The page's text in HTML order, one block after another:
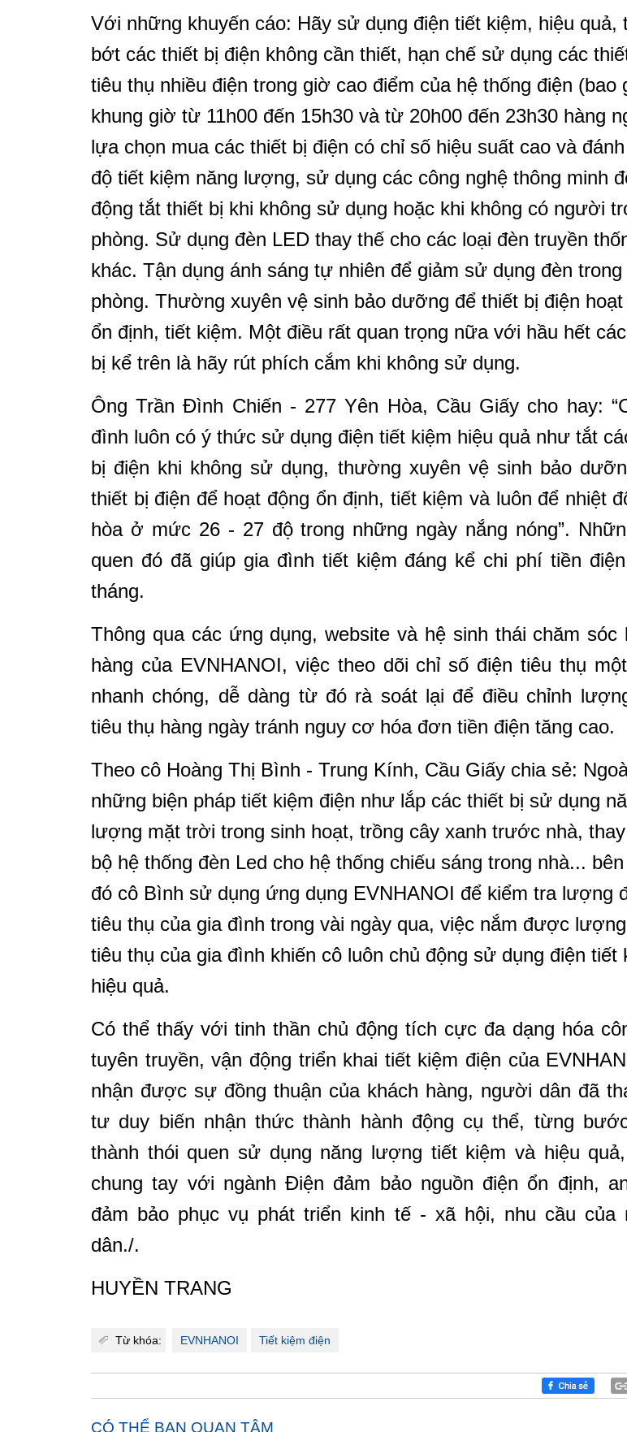
Với những khuyến cáo: Hãy sử dụng điện tiết kiệm, hiệu quả,
bớt các thiết bị điện không cần thiết, hạn chế sử dụng các
tiêu thụ nhiều điện trong giờ cao điểm của hệ thống điện (bao
khung giờ từ 11h00 đến 15h30 và từ 20h00 đến 23h30 hàng
lựa chọn mua các thiết bị điện có chỉ số hiệu suất cao và
độ tiết kiệm năng lượng, sử dụng các công nghệ thông minh
động tắt thiết bị khi không sử dụng hoặc khi không có người
phòng. Sử dụng đèn LED thay thế cho các loại đèn truyền
khác. Tận dụng ánh sáng tự nhiên để giảm sử dụng đèn trong
phòng. Thường xuyên vệ sinh bảo dưỡng để thiết bị điện hoạt
ổn định, tiết kiệm. Một điều rất quan trọng nữa với hầu hết
bị kể trên là hãy rút phích cắm khi không sử dụng.
Ông Trần Đình Chiến - 277 Yên Hòa, Cầu Giấy cho hay:
đình luôn có ý thức sử dụng điện tiết kiệm hiệu quả như tắt
bị điện khi không sử dụng, thường xuyên vệ sinh bảo
thiết bị điện để hoạt động ổn định, tiết kiệm và luôn để nhiệt
hòa ở mức 26 - 27 độ trong những ngày nắng nóng”.
quen đó đã giúp gia đình tiết kiệm đáng kể chi phí tiền
tháng.
Thông qua các ứng dụng, website và hệ sinh thái chăm sóc
hàng của EVNHANOI, việc theo dõi chỉ số điện tiêu thụ
nhanh chóng, dễ dàng từ đó rà soát lại để điều chỉnh
tiêu thụ hàng ngày tránh nguy cơ hóa đơn tiền điện tăng cao.
Theo cô Hoàng Thị Bình - Trung Kính, Cầu Giấy chia sẻ:
những biện pháp tiết kiệm điện như lắp các thiết bị sử dụng
lượng mặt trời trong sinh hoạt, trồng cây xanh trước nhà,
bộ hệ thống đèn Led cho hệ thống chiếu sáng trong nhà...
đó cô Bình sử dụng ứng dụng EVNHANOI để kiểm tra lượng
tiêu thụ của gia đình trong vài ngày qua, việc nắm được
tiêu thụ của gia đình khiến cô luôn chủ động sử dụng điện tiết
hiệu quả.
Có thể thấy với tinh thần chủ động tích cực đa dạng hóa
tuyên truyền, vận động triển khai tiết kiệm điện của
nhận được sự đồng thuận của khách hàng, người dân đã
tư duy biến nhận thức thành hành động cụ thể, từng
thành thói quen sử dụng năng lượng tiết kiệm và hiệu
chung tay với ngành Điện đảm bảo nguồn điện ổn định,
đảm bảo phục vụ phát triển kinh tế - xã hội, nhu cầu của
dân./.
HUYỀN TRANG
Từ khóa: EVNHANOI Tiết kiệm điện
CÓ THỂ BẠN QUAN TÂM